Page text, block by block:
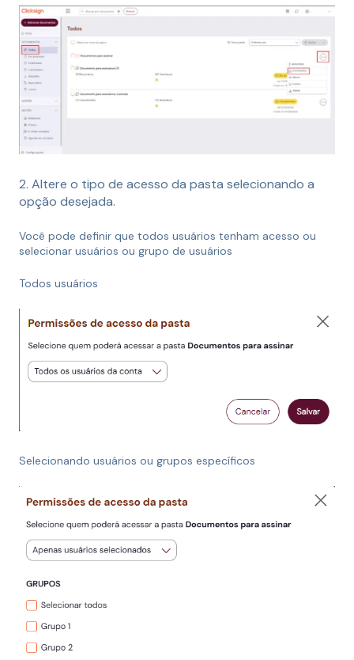
2. Altere o tipo de acesso da pasta selecionando a
opção desejada.
Você pode definir que todos usuários tenham acesso ou
selecionar usuários ou grupo de usuários
Todos usuários
Selecionando usuários ou grupos específicos